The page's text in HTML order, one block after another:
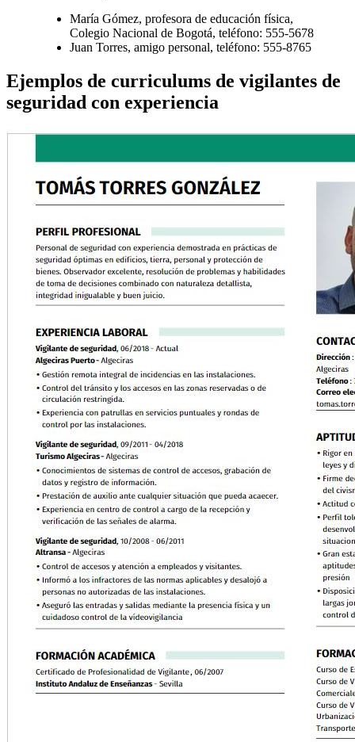
María Gómez, profesora de educación física,
Colegio Nacional de Bogotá, teléfono: 555-5678
Juan Torres, amigo personal, teléfono: 555-8765
Ejemplos de curriculums de vigilantes de
seguridad con experiencia